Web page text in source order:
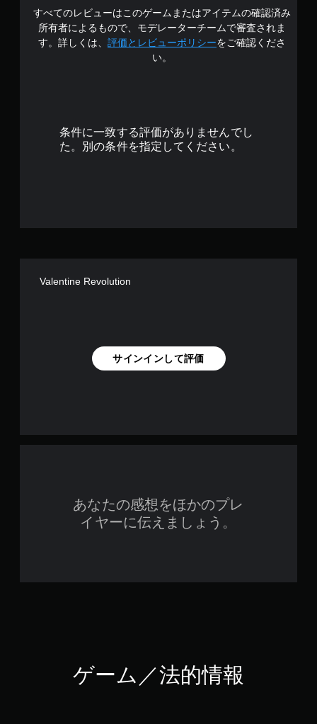
4
.
すべてのレビューはこのゲームまたはアイテムの確認済み
所有者によるもので、モデレーターチームで審査されま
す。詳しくは、 評価とレビューポリシーをご確認くださ
い。
条件に一致する評価がありませんでし
た。別の条件を指定してください。
Valentine Revolution
サインインして評価
あなたの感想をほかのプレ
イヤーに伝えましょう。
ゲーム／法的情報